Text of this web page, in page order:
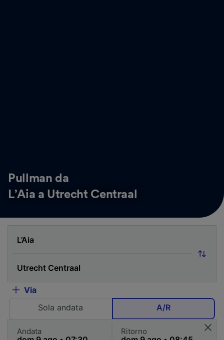
Pullman da
L’Aia a Utrecht Centraal
Via
Sola andata
A/R
Andata Ritorno